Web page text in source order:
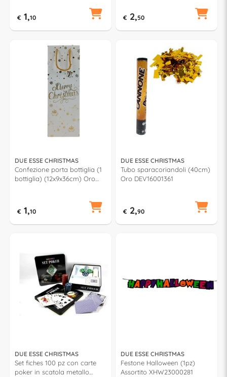
€ 1,10 € 2,50
DUE ESSE CHRISTMAS
Confezione porta bottiglia (1
bottiglia) (12x9x36cm) Oro
€ 1,10
DUE ESSE CHRISTMAS
Tubo sparacoriandoli (40cm)
Oro DEV16001361
€ 2,90
DUE ESSE CHRISTMAS
Set fiches 100 pz con carte
poker in scatola metallo
DUE ESSE CHRISTMAS
Festone Halloween (1pz)
Assortito XHW23000281